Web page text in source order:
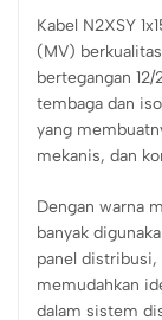
Kabel N2XSY
(MV)
bertegangan
tembaga dan
yang
mekanis, dan
Dengan warna
banyak
panel distribusi,
memudahkan
dalam sistem